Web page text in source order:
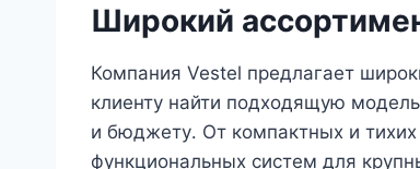
Широкий
Компания Vestel предлагает
клиенту найти подходящую
и бюджету․ От компактных и
функциональных систем для